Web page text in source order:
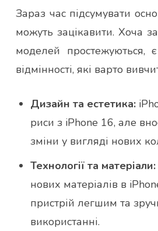
Зараз час підсумувати
можуть зацікавити. Хоча
моделей простежуються,
відмінності, які варто
Дизайн та естетика:
риси з iPhone 16, але
зміни у вигляді нових
Технології та матеріали:
нових матеріалів в
пристрій легшим та
використанні.